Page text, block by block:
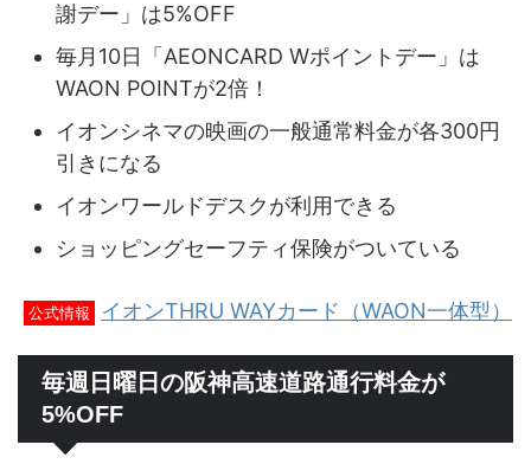
謝デー」は5%OFF
毎月10日「AEONCARD Wポイントデー」は
WAON POINTが2倍！
イオンシネマの映画の一般通常料金が各300円
引きになる
イオンワールドデスクが利用できる
ショッピングセーフティ保険がついている
公式情報 イオンTHRU WAYカード（WAON一体型）
毎週日曜日の阪神高速道路通行料金が
5%OFF